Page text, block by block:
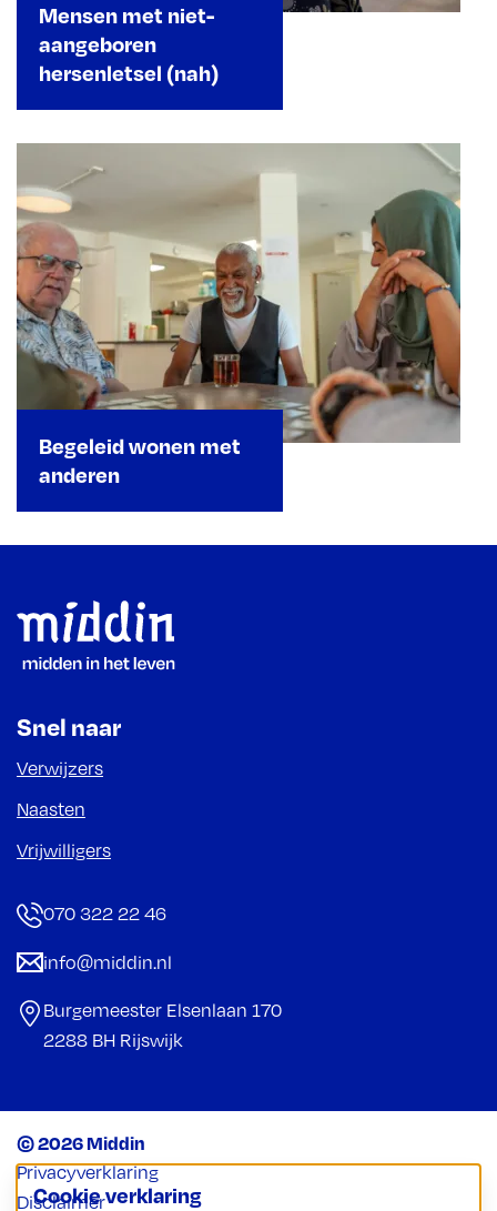
Cookie verklaring
Mensen met niet-
aangeboren
hersenletsel (nah)
Begeleid wonen met
anderen
Footer
Snel naar
Verwijzers
Naasten
Vrijwilligers
070 322 22 46
info@middin.nl
Burgemeester Elsenlaan 170
2288 BH Rijswijk
© 2026 Middin
Privacyverklaring
Disclaimer